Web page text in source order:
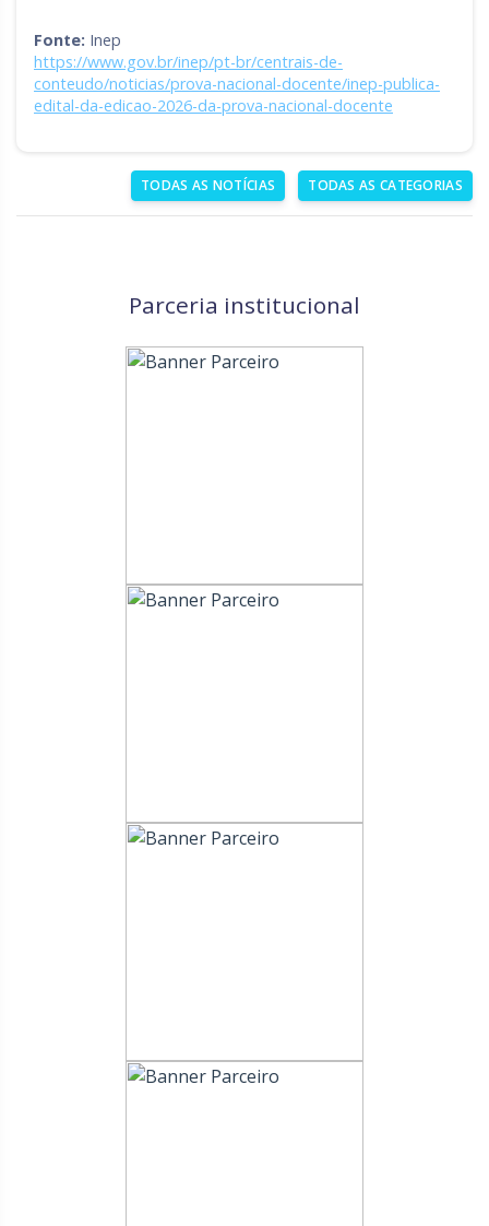
Fonte: Inep
https://www.gov.br/inep/pt-br/centrais-de-
conteudo/noticias/prova-nacional-docente/inep-publica-
edital-da-edicao-2026-da-prova-nacional-docente
TODAS AS NOTÍCIAS TODAS AS CATEGORIAS
Parceria institucional